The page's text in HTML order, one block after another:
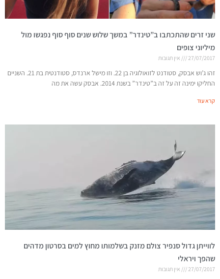
שני זרים שהתכתבו ב”טינדר” במשך שלוש שנים סוף סוף נפגשו מול
מיליוני צופים
27/07/2017 אין תגובות
זהו ג’וש אבסק, סטודנט לזואולוגיה בן 22. וזו מישל ארנדס, סטודנטית בת 21. השניים
החליקו ימינה זה על זה ב”טינדר” בשנת 2014. אבסק עשה את מה
קרא עוד
לווייתן גדול סנפיר צולם מזנק בשלמותו מחוץ למים בסרטון מדהים
שהפך ויראלי
27/07/2017 אין תגובות